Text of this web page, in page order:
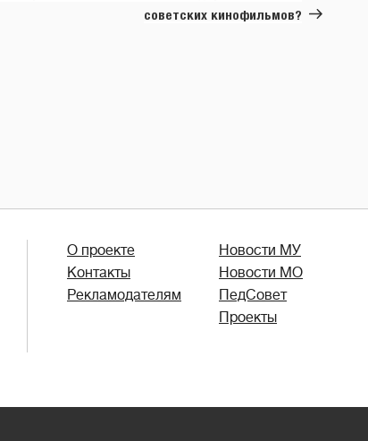
советских кинофильмов?
О проекте
Контакты
Рекламодателям
Новости МУ
Новости МО
ПедСовет
Проекты